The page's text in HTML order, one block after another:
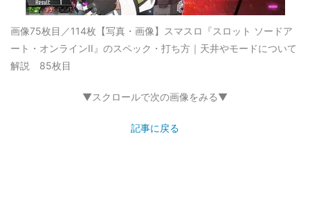
画像75枚目／114枚 【写真・画像】スマスロ『スロット ソードア
ート・オンラインII』のスペック・打ち方｜天井やモードについて
解説 85枚目
▼スクロールで次の画像をみる▼
記事に戻る